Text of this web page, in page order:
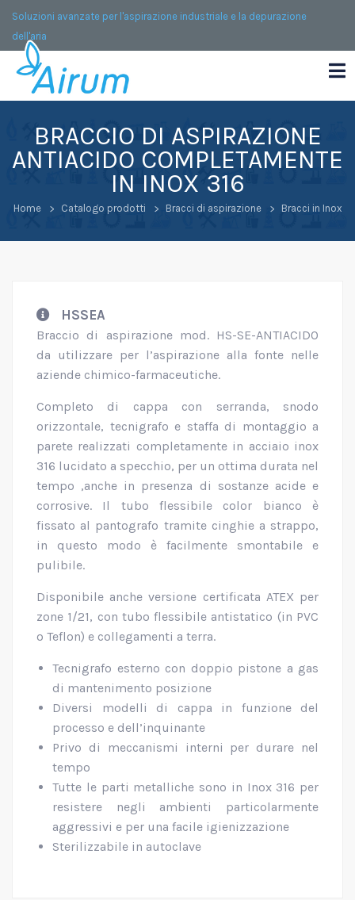
Soluzioni avanzate per l'aspirazione industriale e la depurazione
dell'aria
BRACCIO DI ASPIRAZIONE
ANTIACIDO COMPLETAMENTE
IN INOX 316
Home Catalogo prodotti Bracci di aspirazione Bracci in Inox
HSSEA
Braccio di aspirazione mod. HS-SE-ANTIACIDO
da utilizzare per l’aspirazione alla fonte nelle
aziende chimico-farmaceutiche.
Completo di cappa con serranda, snodo
orizzontale, tecnigrafo e staffa di montaggio a
parete realizzati completamente in acciaio inox
316 lucidato a specchio, per un ottima durata nel
tempo ,anche in presenza di sostanze acide e
corrosive. Il tubo flessibile color bianco è
fissato al pantografo tramite cinghie a strappo,
in questo modo è facilmente smontabile e
pulibile.
Disponibile anche versione certificata ATEX per
zone 1/21, con tubo flessibile antistatico (in PVC
o Teflon) e collegamenti a terra.
Tecnigrafo esterno con doppio pistone a gas
di mantenimento posizione
Diversi modelli di cappa in funzione del
processo e dell’inquinante
Privo di meccanismi interni per durare nel
tempo
Tutte le parti metalliche sono in Inox 316 per
resistere negli ambienti particolarmente
aggressivi e per una facile igienizzazione
Sterilizzabile in autoclave